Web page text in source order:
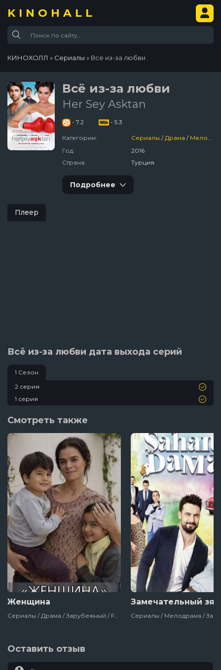
KINOHALL
КИНОХОЛЛ » Сериалы » Всё из-за любви
Всё из-за любви
Her Sey Asktan
- 7.2 - 5.3
Категории: Сериалы /Драма / Мелодрама
Год:
2016
Страна:
Турция
Подробнее
Плеер
Всё из-за любви дата выхода серий
1 Сезон
2 серия
1 серия
Смотреть также
Женщина Замечательный
Оставить отзыв